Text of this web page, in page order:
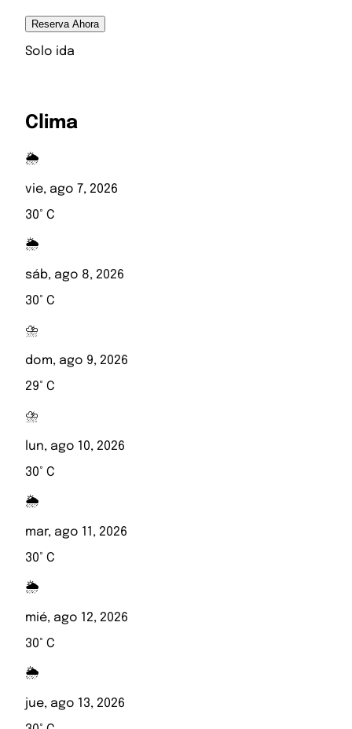
Reserva Ahora
Solo ida
Clima
🌦️
vie, ago 7, 2026
30° C
🌦️
sáb, ago 8, 2026
30° C
⛈️
dom, ago 9, 2026
29° C
⛈️
lun, ago 10, 2026
30° C
🌦️
mar, ago 11, 2026
30° C
🌦️
mié, ago 12, 2026
30° C
🌦️
jue, ago 13, 2026